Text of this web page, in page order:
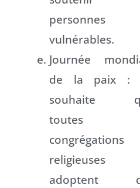
personnes
vulnérables.
Journée
de la paix :
souhaite
toutes
congrégations
religieuses
adoptent